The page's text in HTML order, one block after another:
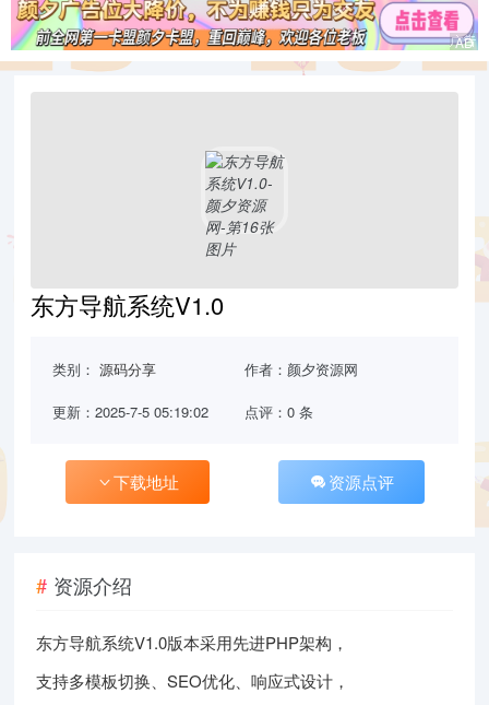
东方导航系统V1.0
类别：源码分享 作者：颜夕资源网
更新：2025-7-5 05:19:02 点评：0 条
下载地址 资源点评
资源介绍
东方导航系统V1.0版本采用先进PHP架构，
支持多模板切换、SEO优化、响应式设计，